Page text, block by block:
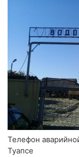
Телефон
Туапсе